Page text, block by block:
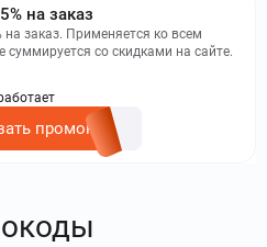
на заказ
на заказ. Применяется ко всем
суммируется со скидками на сайте.
промокод